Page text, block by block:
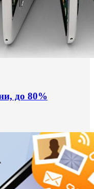
до 80%